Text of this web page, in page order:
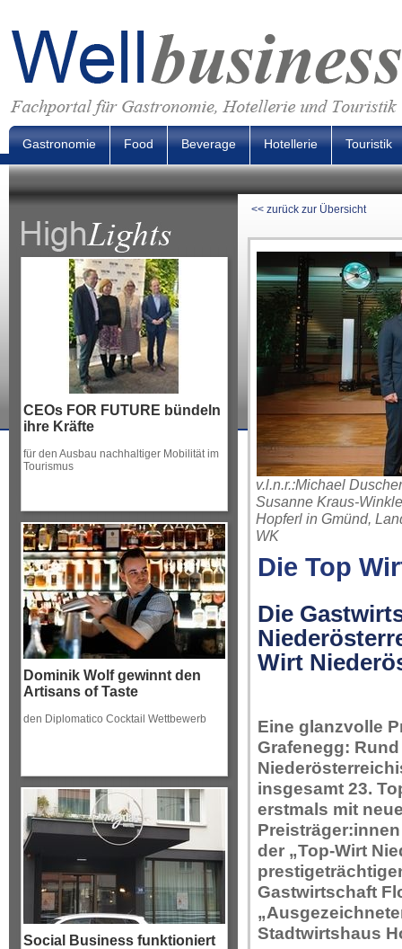
Gastronomie Food Beverage Hotellerie Touristik
CEOs FOR FUTURE bündeln
ihre Kräfte
für den Ausbau nachhaltiger Mobilität im
Tourismus
Dominik Wolf gewinnt den
Artisans of Taste
den Diplomatico Cocktail Wettbewerb
Social Business funktioniert
<< zurück zur Übersicht
v.l.n.r.:Michael
Susanne Kraus-
Hopferl in Gmünd,
WK
Die Top
Die
Wirt
Eine glanzvolle
Grafenegg:
insgesamt 23.
erstmals mit
der „Top-Wirt
Gastwirtschaft
Stadtwirtshaus